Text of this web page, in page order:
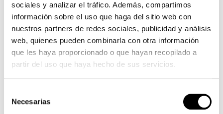
sociales y analizar el tráfico. Además, compartimos
información sobre el uso que haga del sitio web con
nuestros partners de redes sociales, publicidad y análisis
web, quienes pueden combinarla con otra información
que les haya proporcionado o que hayan recopilado a
partir del uso que haya hecho de sus servicios.
Necesarias